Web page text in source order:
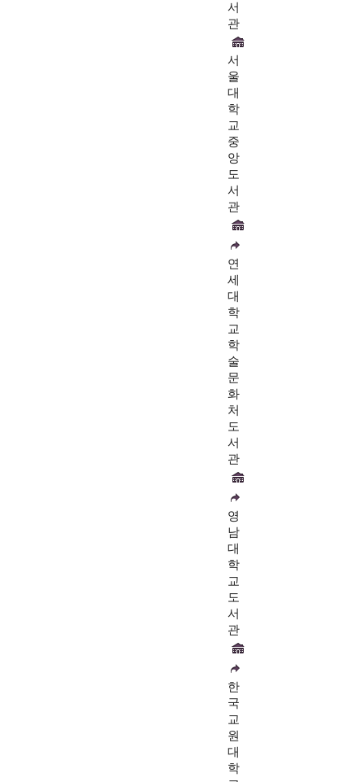
서
관
서
울
대
학
교
중
앙
도
서
관
연
세
대
학
교
학
술
문
화
처
도
서
관
영
남
대
학
교
도
서
관
한
국
교
원
대
학